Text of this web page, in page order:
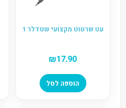
עט שרטוט מקצועי שטדלר 1
₪17.90
הוספה לסל